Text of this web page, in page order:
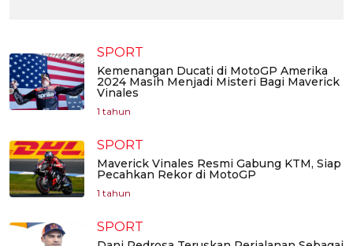
SPORT
Kemenangan Ducati di MotoGP Amerika
2024 Masih Menjadi Misteri Bagi Maverick
Vinales
1 tahun
SPORT
Maverick Vinales Resmi Gabung KTM, Siap
Pecahkan Rekor di MotoGP
1 tahun
SPORT